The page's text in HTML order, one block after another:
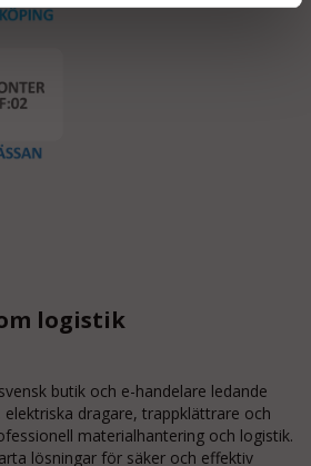
logistik
butik och e-handelare ledande
elektriska dragare, trappklättrare och
materialhantering och logistik.
lösningar för säker och effektiv